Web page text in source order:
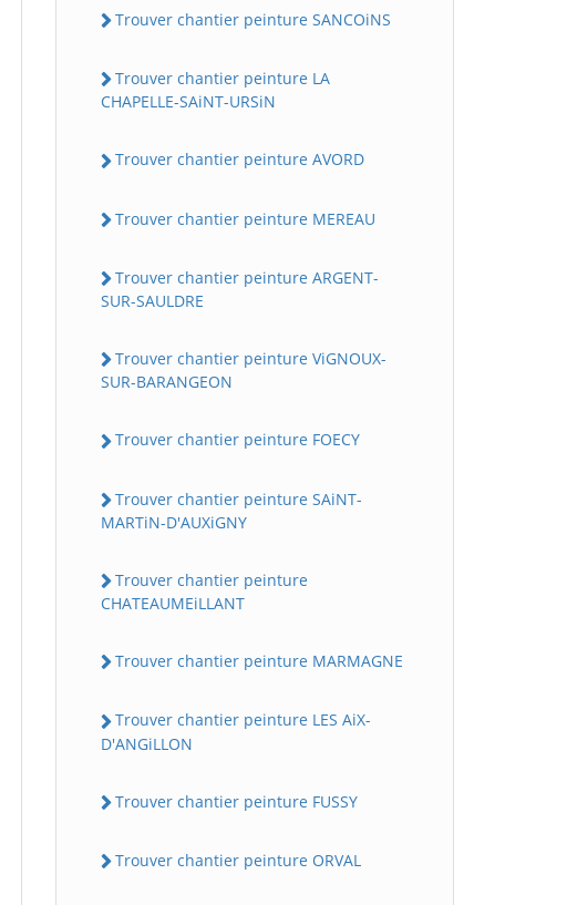
Trouver chantier peinture SANCOiNS
Trouver chantier peinture LA
CHAPELLE-SAiNT-URSiN
Trouver chantier peinture AVORD
Trouver chantier peinture MEREAU
Trouver chantier peinture ARGENT-
SUR-SAULDRE
Trouver chantier peinture ViGNOUX-
SUR-BARANGEON
Trouver chantier peinture FOECY
Trouver chantier peinture SAiNT-
MARTiN-D'AUXiGNY
Trouver chantier peinture
CHATEAUMEiLLANT
Trouver chantier peinture MARMAGNE
Trouver chantier peinture LES AiX-
D'ANGiLLON
Trouver chantier peinture FUSSY
Trouver chantier peinture ORVAL